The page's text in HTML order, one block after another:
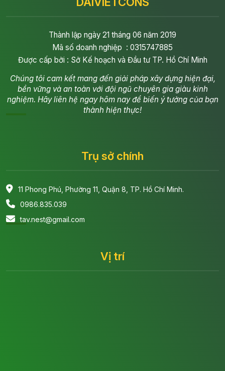
Thành lập ngày 21 tháng 06 năm 2019
Mã số doanh nghiệp : 0315747885
Được cấp bởi : Sở Kế hoạch và Đầu tư TP. Hồ Chí Minh
Chúng tôi cam kết mang đến giải pháp xây dựng hiện đại,
bền vững và an toàn với đội ngũ chuyên gia giàu kinh
nghiệm. Hãy liên hệ ngay hôm nay để biến ý tưởng của bạn
thành hiện thực!
Trụ sở chính
11 Phong Phú, Phường 11, Quận 8, TP. Hồ Chí Minh.
0986.835.039
tav.nest@gmail.com
Vị trí